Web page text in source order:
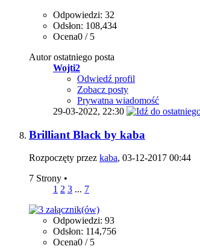
Odpowiedzi: 32
Odsłon: 108,434
Ocena0 / 5
Autor ostatniego posta
Wojti2
Odwiedź profil
Zobacz posty
Prywatna wiadomość
29-03-2022, 22:30
Brilliant Black by kaba
Rozpoczęty przez kaba, 03-12-2017 00:44
7 Strony •
1 2 3 ... 7
Odpowiedzi: 93
Odsłon: 114,756
Ocena0 / 5